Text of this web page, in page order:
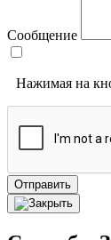
Сообщение
Нажимая на
Отправить